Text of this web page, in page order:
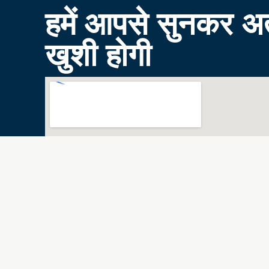
हमें आपसे सुनकर
खुशी होगी